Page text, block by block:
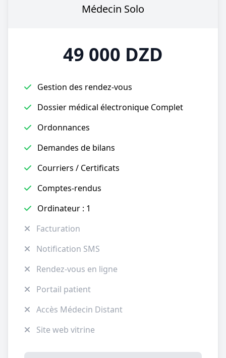
Médecin Solo
49 000 DZD
Gestion des rendez-vous
Dossier médical électronique Complet
Ordonnances
Demandes de bilans
Courriers / Certificats
Comptes-rendus
Ordinateur : 1
Facturation
Notification SMS
Rendez-vous en ligne
Portail patient
Accès Médecin Distant
Site web vitrine